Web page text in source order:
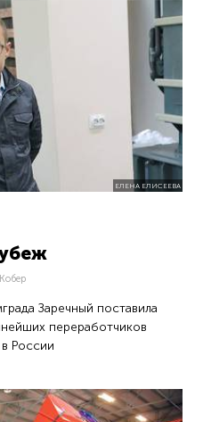
ЕЛЕНА ЕЛИСЕЕВА
Заречный поставила
переработчиков
России